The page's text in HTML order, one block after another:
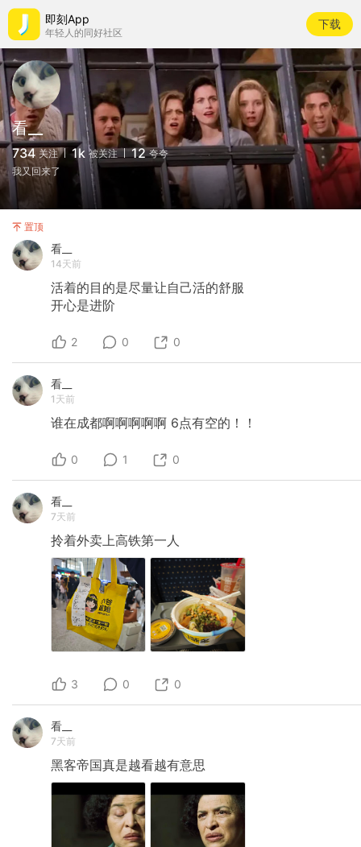
即刻App
年轻人的同好社区
下载
看__
734 关注 1k 被关注 12 夸夸
我又回来了
置顶
看__
14天前
活着的目的是尽量让自己活的舒服
开心是进阶
2 0 0
看__
1天前
谁在成都啊啊啊啊啊 6点有空的！！
0 1 0
看__
7天前
拎着外卖上高铁第一人
3 0 0
看__
7天前
黑客帝国真是越看越有意思